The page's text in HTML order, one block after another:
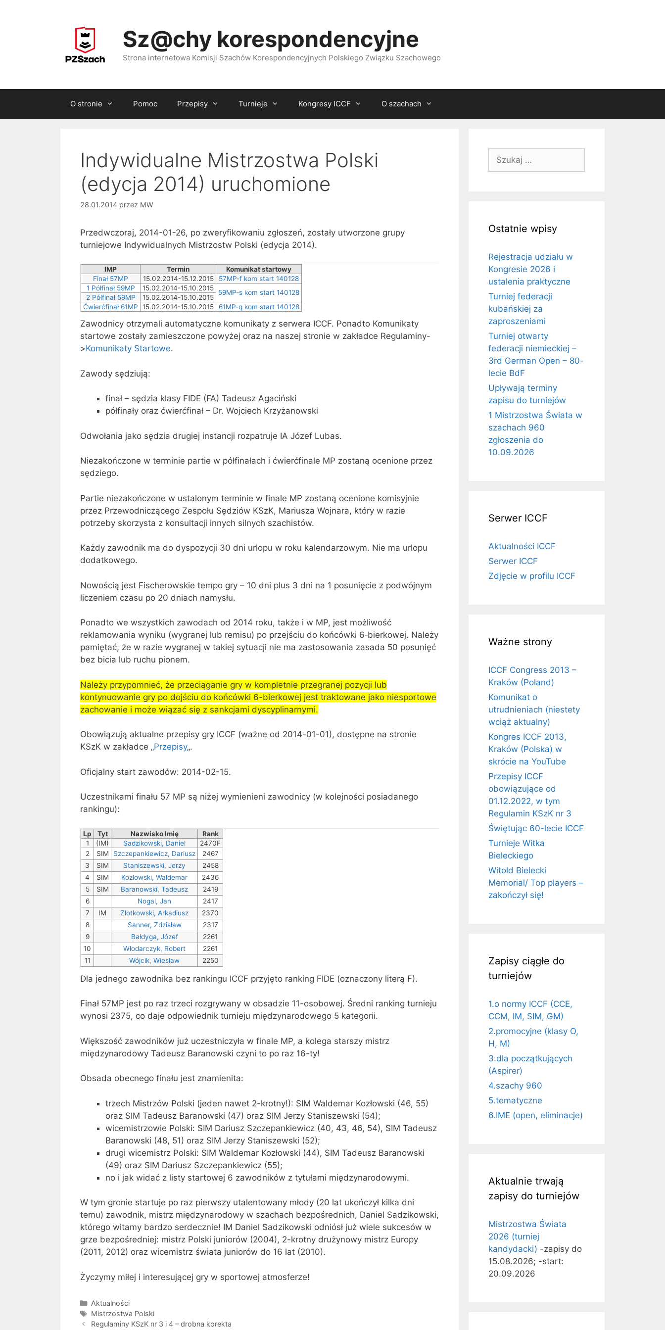
Sz@chy korespondencyjne
Strona internetowa Komisji Szachów Korespondencyjnych Polskiego Związku Szachowego
O stronie Pomoc Przepisy Turnieje Kongresy ICCF O szachach
Indywidualne Mistrzostwa Polski
(edycja 2014) uruchomione
28.01.2014 przez MW
Przedwczoraj, 2014-01-26, po zweryfikowaniu zgłoszeń, zostały utworzone grupy
turniejowe Indywidualnych Mistrzostw Polski (edycja 2014).
IMP Termin
Komunikat startowy
Finał 57MP
15.02.2014-15.12.2015
57MP-f kom start 140128
1 Półfinał 59MP
15.02.2014-15.10.2015
59MP-s kom start 140128
2 Półfinał 59MP
15.02.2014-15.10.2015
Ćwierćfinał 61MP
15.02.2014-15.10.2015 61MP-q kom start 140128
Zawodnicy otrzymali automatyczne komunikaty z serwera ICCF. Ponadto Komunikaty
startowe zostały zamieszczone powyżej oraz na naszej stronie w zakładce Regulaminy-
>Komunikaty Startowe.
Zawody sędziują:
finał – sędzia klasy FIDE (FA) Tadeusz Agaciński
półfinały oraz ćwierćfinał – Dr. Wojciech Krzyżanowski
Odwołania jako sędzia drugiej instancji rozpatruje IA Józef Lubas.
Niezakończone w terminie partie w półfinałach i ćwierćfinale MP zostaną ocenione przez
sędziego.
Partie niezakończone w ustalonym terminie w finale MP zostaną ocenione komisyjnie
przez Przewodniczącego Zespołu Sędziów KSzK, Mariusza Wojnara, który w razie
potrzeby skorzysta z konsultacji innych silnych szachistów.
Każdy zawodnik ma do dyspozycji 30 dni urlopu w roku kalendarzowym. Nie ma urlopu
dodatkowego.
Nowością jest Fischerowskie tempo gry – 10 dni plus 3 dni na 1 posunięcie z podwójnym
liczeniem czasu po 20 dniach namysłu.
Ponadto we wszystkich zawodach od 2014 roku, także i w MP, jest możliwość
reklamowania wyniku (wygranej lub remisu) po przejściu do końcówki 6‑bierkowej. Należy
pamiętać, że w razie wygranej w takiej sytuacji nie ma zastosowania zasada 50 posunięć
bez bicia lub ruchu pionem.
Należy przypomnieć, że przeciąganie gry w kompletnie przegranej pozycji lub
kontynuowanie gry po dojściu do końcówki 6-bierkowej jest traktowane jako niesportowe
zachowanie i może wiązać się z sankcjami dyscyplinarnymi.
Obowiązują aktualne przepisy gry ICCF (ważne od 2014-01-01), dostępne na stronie
KSzK w zakładce „Przepisy„.
Oficjalny start zawodów: 2014-02-15.
Uczestnikami finału 57 MP są niżej wymienieni zawodnicy (w kolejności posiadanego
rankingu):
Lp Tyt Nazwisko Imię
Rank
1
(IM) Sadzikowski, Daniel
2470F
2
SIM Szczepankiewicz, Dariusz
2467
3
SIM Staniszewski, Jerzy
2458
4
SIM Kozłowski, Waldemar
2436
5
SIM Baranowski, Tadeusz
2419
6
Nogal, Jan
2417
7
IM Złotkowski, Arkadiusz
2370
8
Sanner, Zdzisław
2317
9
Bałdyga, Józef
2261
10
Włodarczyk, Robert
2261
11
Wójcik, Wiesław 2250
Dla jednego zawodnika bez rankingu ICCF przyjęto ranking FIDE (oznaczony literą F).
Finał 57MP jest po raz trzeci rozgrywany w obsadzie 11-osobowej. Średni ranking turnieju
wynosi 2375, co daje odpowiednik turnieju międzynarodowego 5 kategorii.
Większość zawodników już uczestniczyła w finale MP, a kolega starszy mistrz
międzynarodowy Tadeusz Baranowski czyni to po raz 16-ty!
Obsada obecnego finału jest znamienita:
trzech Mistrzów Polski (jeden nawet 2-krotny!): SIM Waldemar Kozłowski (46, 55)
oraz SIM Tadeusz Baranowski (47) oraz SIM Jerzy Staniszewski (54);
wicemistrzowie Polski: SIM Dariusz Szczepankiewicz (40, 43, 46, 54), SIM Tadeusz
Baranowski (48, 51) oraz SIM Jerzy Staniszewski (52);
drugi wicemistrz Polski: SIM Waldemar Kozłowski (44), SIM Tadeusz Baranowski
(49) oraz SIM Dariusz Szczepankiewicz (55);
no i jak widać z listy startowej 6 zawodników z tytułami międzynarodowymi.
W tym gronie startuje po raz pierwszy utalentowany młody (20 lat ukończył kilka dni
temu) zawodnik, mistrz międzynarodowy w szachach bezpośrednich, Daniel Sadzikowski,
którego witamy bardzo serdecznie! IM Daniel Sadzikowski odniósł już wiele sukcesów w
grze bezpośredniej: mistrz Polski juniorów (2004), 2-krotny drużynowy mistrz Europy
(2011, 2012) oraz wicemistrz świata juniorów do 16 lat (2010).
Życzymy miłej i interesującej gry w sportowej atmosferze!
Kategorie
Aktualności
Tagi
Mistrzostwa Polski
Regulaminy KSzK nr 3 i 4 – drobna korekta
Ostatnie wpisy
Rejestracja udziału w
Kongresie 2026 i
ustalenia praktyczne
Turniej federacji
kubańskiej za
zaproszeniami
Turniej otwarty
federacji niemieckiej –
3rd German Open – 80-
lecie BdF
Upływają terminy
zapisu do turniejów
1 Mistrzostwa Świata w
szachach 960
zgłoszenia do
10.09.2026
Serwer ICCF
Aktualności ICCF
Serwer ICCF
Zdjęcie w profilu ICCF
Ważne strony
ICCF Congress 2013 –
Kraków (Poland)
Komunikat o
utrudnieniach (niestety
wciąż aktualny)
Kongres ICCF 2013,
Kraków (Polska) w
skrócie na YouTube
Przepisy ICCF
obowiązujące od
01.12.2022, w tym
Regulamin KSzK nr 3
Świętując 60-lecie ICCF
Turnieje Witka
Bieleckiego
Witold Bielecki
Memorial/ Top players –
zakończył się!
Zapisy ciągłe do
turniejów
1.o normy ICCF (CCE,
CCM, IM, SIM, GM)
2.promocyjne (klasy O,
H, M)
3.dla początkujących
(Aspirer)
4.szachy 960
5.tematyczne
6.IME (open, eliminacje)
Aktualnie trwają
zapisy do turniejów
Mistrzostwa Świata
2026 (turniej
kandydacki) -zapisy do
15.08.2026; -start:
20.09.2026